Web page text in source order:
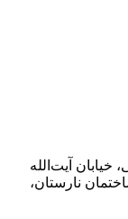
خیابان آیت‌الله
(آیت شمالی سابق)، پلاک ۸۵۶، ساختمان نارستان،